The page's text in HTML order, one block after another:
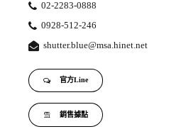
02-2283-0888
0928-512-246
shutter.blue@msa.hinet.net
官方Line
銷售據點